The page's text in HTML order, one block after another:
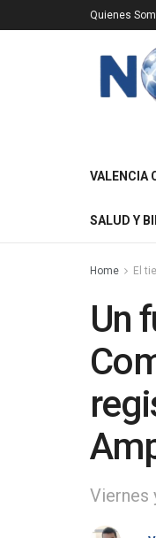
Quienes
VALENCIA
SALUD Y
Home El
Un
Viernes